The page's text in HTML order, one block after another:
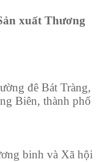
xuất Thương
đê Bát Tràng,
Biên, thành phố
binh và Xã hội